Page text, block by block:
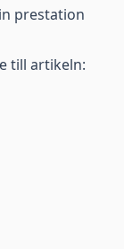
prestation
till artikeln: